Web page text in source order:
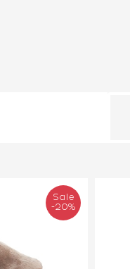
Sale
-20%